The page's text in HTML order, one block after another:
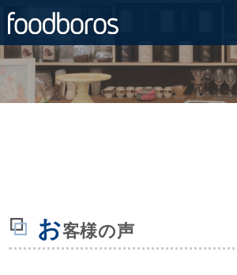
Skip
to
content
line
13Warning
property
"cat_name"
on null in
お客様の声